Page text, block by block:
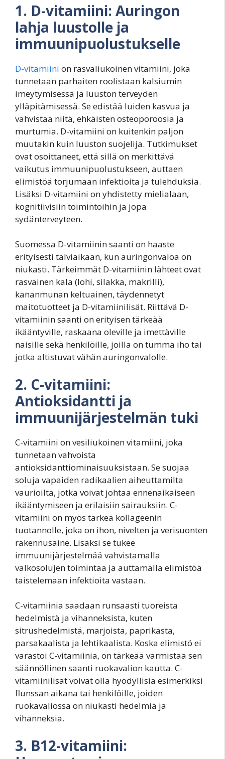
1. D-vitamiini: Auringon
lahja luustolle ja
immuunipuolustukselle
D-vitamiini on rasvaliukoinen vitamiini, joka
tunnetaan parhaiten roolistaan kalsiumin
imeytymisessä ja luuston terveyden
ylläpitämisessä. Se edistää luiden kasvua ja
vahvistaa niitä, ehkäisten osteoporoosia ja
murtumia. D-vitamiini on kuitenkin paljon
muutakin kuin luuston suojelija. Tutkimukset
ovat osoittaneet, että sillä on merkittävä
vaikutus immuunipuolustukseen, auttaen
elimistöä torjumaan infektioita ja tulehduksia.
Lisäksi D-vitamiini on yhdistetty mielialaan,
kognitiivisiin toimintoihin ja jopa
sydänterveyteen.
Suomessa D-vitamiinin saanti on haaste
erityisesti talviaikaan, kun auringonvaloa on
niukasti. Tärkeimmät D-vitamiinin lähteet ovat
rasvainen kala (lohi, silakka, makrilli),
kananmunan keltuainen, täydennetyt
maitotuotteet ja D-vitamiinilisät. Riittävä D-
vitamiinin saanti on erityisen tärkeää
ikääntyville, raskaana oleville ja imettäville
naisille sekä henkilöille, joilla on tumma iho tai
jotka altistuvat vähän auringonvalolle.
2. C-vitamiini:
Antioksidantti ja
immuunijärjestelmän tuki
C-vitamiini on vesiliukoinen vitamiini, joka
tunnetaan vahvoista
antioksidanttiominaisuuksistaan. Se suojaa
soluja vapaiden radikaalien aiheuttamilta
vaurioilta, jotka voivat johtaa ennenaikaiseen
ikääntymiseen ja erilaisiin sairauksiin. C-
vitamiini on myös tärkeä kollageenin
tuotannolle, joka on ihon, nivelten ja verisuonten
rakennusaine. Lisäksi se tukee
immuunijärjestelmää vahvistamalla
valkosolujen toimintaa ja auttamalla elimistöä
taistelemaan infektioita vastaan.
C-vitamiinia saadaan runsaasti tuoreista
hedelmistä ja vihanneksista, kuten
sitrushedelmistä, marjoista, paprikasta,
parsakaalista ja lehtikaalista. Koska elimistö ei
varastoi C-vitamiinia, on tärkeää varmistaa sen
säännöllinen saanti ruokavalion kautta. C-
vitamiinilisät voivat olla hyödyllisiä esimerkiksi
flunssan aikana tai henkilöille, joiden
ruokavaliossa on niukasti hedelmiä ja
vihanneksia.
3. B12-vitamiini: